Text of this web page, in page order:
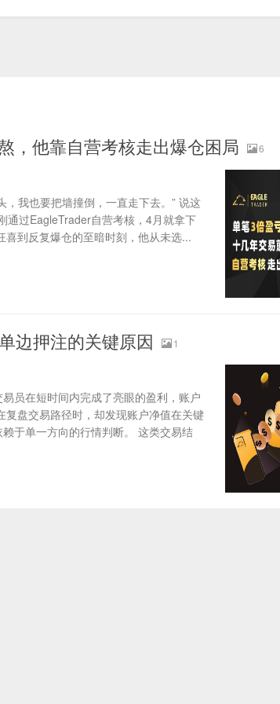
，他靠自营考核走出爆仓困局
6
我也要把墙撞倒，一直走下去。” 说这
通过EagleTrader自营考核，4月就拿下
到反复爆仓的至暗时刻，他从未选...
边押注的关键原因
1
员在短时间内完成了亮眼的盈利，账户
盘交易路径时，却发现账户净值在关键
于单一方向的行情判断。 这类交易结